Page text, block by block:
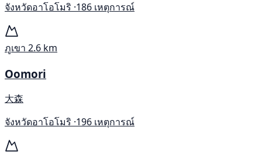
จังหวัดอาโอโมริ ·186 เหตุการณ์
ภูเขา 2.6 km
Oomori
大森
จังหวัดอาโอโมริ ·196 เหตุการณ์